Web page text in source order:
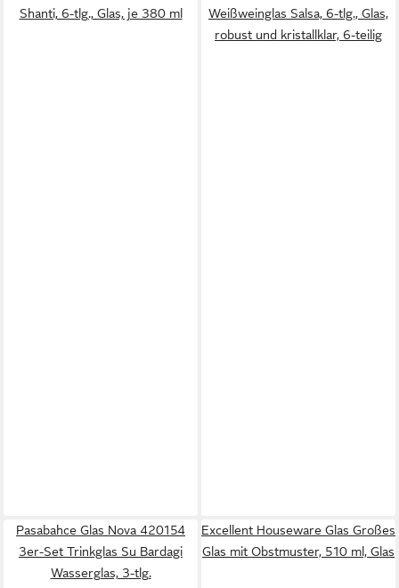
Shanti, 6-tlg., Glas, je 380 ml
Weißweinglas Salsa, 6-tlg., Glas,
robust und kristallklar, 6-teilig
Pasabahce Glas Nova 420154
3er-Set Trinkglas Su Bardagi
Wasserglas, 3-tlg.
Excellent Houseware Glas Großes
Glas mit Obstmuster, 510 ml, Glas